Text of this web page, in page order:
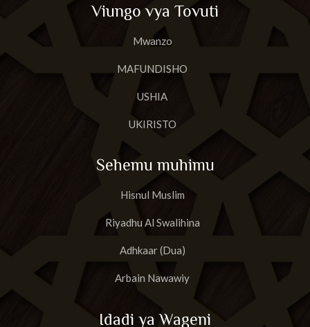
Viungo vya Tovuti
Mwanzo
MAFUNDISHO
USHIA
UKIRISTO
Sehemu muhimu
Hisnul Muslim
Riyadhu Al Swalihina
Adhkaar (Dua)
Arbain Nawawiy
Idadi ya Wageni